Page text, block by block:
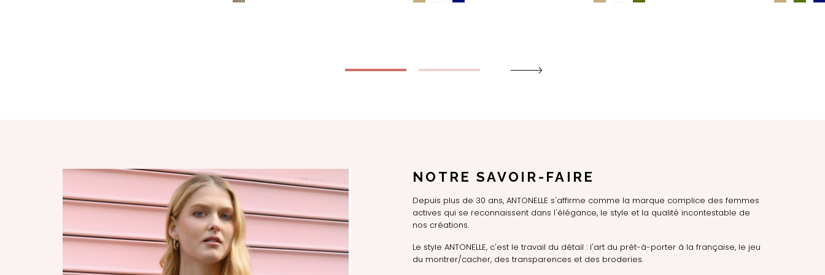
NOTRE SAVOIR-FAIRE
Depuis plus de 30 ans, ANTONELLE s'affirme comme la marque complice des femmes
actives qui se reconnaissent dans l'élégance, le style et la qualité incontestable de
nos créations.
Le style ANTONELLE, c'est le travail du détail : l'art du prêt-à-porter à la française, le jeu
du montrer/cacher, des transparences et des broderies.